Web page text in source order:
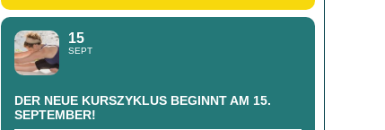
15
SEPT
DER NEUE KURSZYKLUS BEGINNT AM 15.
SEPTEMBER!